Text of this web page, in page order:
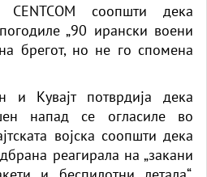
CENTCOM соопшти дека
„90 ирански воени
брегот, но не го спомена
и Кувајт потврдија дека
напад се огласиле во
војска соопшти дека
реагирала на „закани